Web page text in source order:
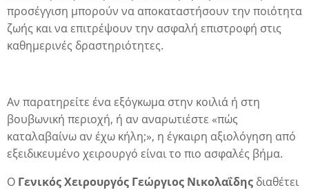
προσέγγιση μπορούν να αποκαταστήσουν την ποιότητα
ζωής και να επιτρέψουν την ασφαλή επιστροφή στις
καθημερινές δραστηριότητες.
Αν παρατηρείτε ένα εξόγκωμα στην κοιλιά ή στη
βουβωνική περιοχή, ή αν αναρωτιέστε «πώς
καταλαβαίνω αν έχω κήλη;», η έγκαιρη αξιολόγηση από
εξειδικευμένο χειρουργό είναι το πιο ασφαλές βήμα.
Ο Γενικός Χειρουργός Γεώργιος Νικολαΐδης διαθέτει